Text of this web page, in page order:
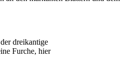
dreikantige
Furche, hier